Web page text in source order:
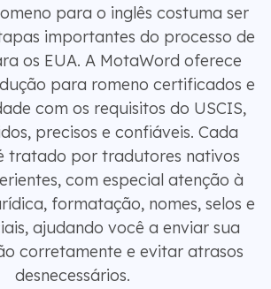
para o inglês costuma ser
importantes do processo de
os EUA. A MotaWord oferece
para romeno certificados e
com os requisitos do USCIS,
precisos e confiáveis. Cada
tratado por tradutores nativos
com especial atenção à
formatação, nomes, selos e
ajudando você a enviar sua
corretamente e evitar atrasos
desnecessários.